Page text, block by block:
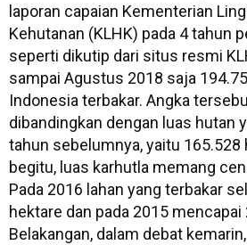
laporan capaian Kementerian
Kehutanan (KLHK) pada 4 tahun
seperti dikutip dari situs resmi
sampai Agustus 2018 saja
Indonesia terbakar. Angka
dibandingkan dengan luas hutan
tahun sebelumnya, yaitu 165.528
begitu, luas karhutla memang
Pada 2016 lahan yang terbakar
hektare dan pada 2015
Belakangan, dalam debat